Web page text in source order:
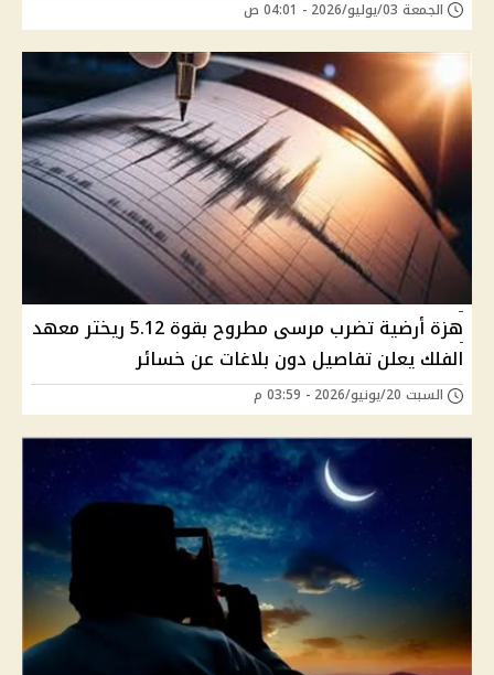
الجمعة 03/يوليو/2026 - 04:01 ص
هزة أرضية تضرب مرسى مطروح بقوة 5.12 ريختر معهد
الفلك يعلن تفاصيل دون بلاغات عن خسائر
السبت 20/يونيو/2026 - 03:59 م